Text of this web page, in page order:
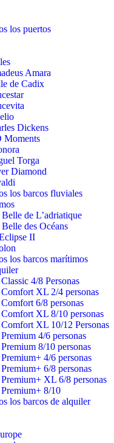
los puertos
Amara
de Cadix
Dickens
Moments
Torga
Diamond
los barcos fluviales
de L’adriatique
des Océans
II
los barcos marítimos
4/8 Personas
XL 2/4 personas
6/8 personas
XL 8/10 personas
XL 10/12 Personas
4/6 personas
8/10 personas
4/6 personas
6/8 personas
XL 6/8 personas
8/10
los barcos de alquiler